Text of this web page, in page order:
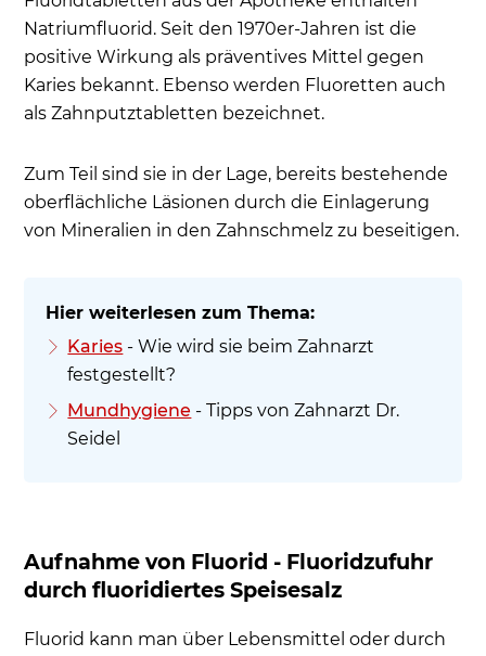
Natriumfluorid. Seit den 1970er-Jahren ist die
positive Wirkung als präventives Mittel gegen
Karies bekannt. Ebenso werden Fluoretten auch
als Zahnputztabletten bezeichnet.
Zum Teil sind sie in der Lage, bereits bestehende
oberflächliche Läsionen durch die Einlagerung
von Mineralien in den Zahnschmelz zu beseitigen.
Karies - Wie wird sie beim Zahnarzt
festgestellt?
Mundhygiene - Tipps von Zahnarzt Dr.
Seidel
Aufnahme von Fluorid - Fluoridzufuhr
durch fluoridiertes Speisesalz
Fluorid kann man über Lebensmittel oder durch